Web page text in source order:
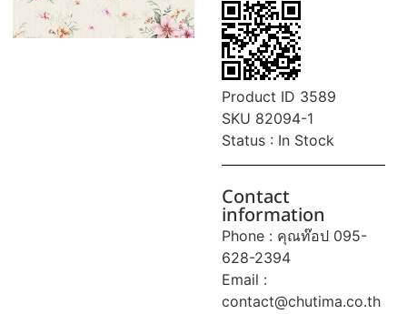
Product ID 3589
SKU 82094-1
Status : In Stock
Contact
information
Phone : คุณท๊อป 095-
628-2394
Email :
contact@chutima.co.th